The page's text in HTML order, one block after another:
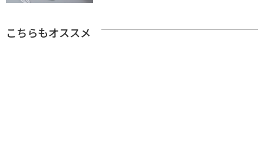
こちらもオススメ